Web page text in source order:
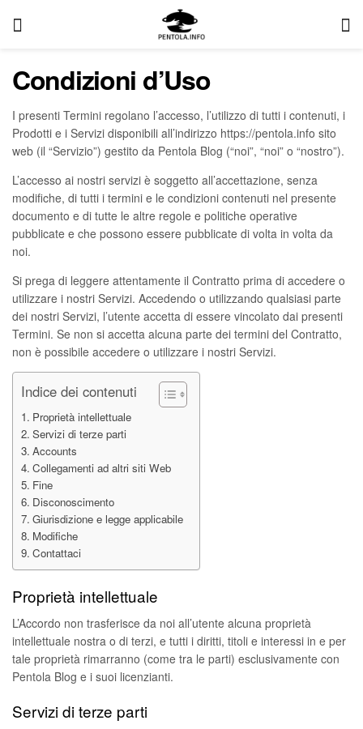
Condizioni d’Uso
I presenti Termini regolano l’accesso, l’utilizzo di tutti i contenuti, i
Prodotti e i Servizi disponibili all’indirizzo https://pentola.info sito
web (il “Servizio”) gestito da Pentola Blog (“noi”, “noi” o “nostro”).
L’accesso ai nostri servizi è soggetto all’accettazione, senza
modifiche, di tutti i termini e le condizioni contenuti nel presente
documento e di tutte le altre regole e politiche operative
pubblicate e che possono essere pubblicate di volta in volta da
noi.
Si prega di leggere attentamente il Contratto prima di accedere o
utilizzare i nostri Servizi. Accedendo o utilizzando qualsiasi parte
dei nostri Servizi, l’utente accetta di essere vincolato dai presenti
Termini. Se non si accetta alcuna parte dei termini del Contratto,
non è possibile accedere o utilizzare i nostri Servizi.
Indice dei contenuti
Proprietà intellettuale
Servizi di terze parti
Accounts
Collegamenti ad altri siti Web
Fine
Disconoscimento
Giurisdizione e legge applicabile
Modifiche
Contattaci
Proprietà intellettuale
L’Accordo non trasferisce da noi all’utente alcuna proprietà
intellettuale nostra o di terzi, e tutti i diritti, titoli e interessi in e per
tale proprietà rimarranno (come tra le parti) esclusivamente con
Pentola Blog e i suoi licenzianti.
Servizi di terze parti